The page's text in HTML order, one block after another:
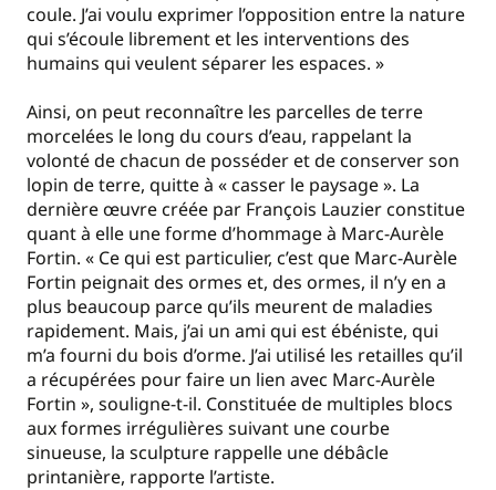
coule. J’ai voulu exprimer l’opposition entre la nature
qui s’écoule librement et les interventions des
humains qui veulent séparer les espaces. »
Ainsi, on peut reconnaître les parcelles de terre
morcelées le long du cours d’eau, rappelant la
volonté de chacun de posséder et de conserver son
lopin de terre, quitte à « casser le paysage ». La
dernière œuvre créée par François Lauzier constitue
quant à elle une forme d’hommage à Marc-Aurèle
Fortin. « Ce qui est particulier, c’est que Marc-Aurèle
Fortin peignait des ormes et, des ormes, il n’y en a
plus beaucoup parce qu’ils meurent de maladies
rapidement. Mais, j’ai un ami qui est ébéniste, qui
m’a fourni du bois d’orme. J’ai utilisé les retailles qu’il
a récupérées pour faire un lien avec Marc-Aurèle
Fortin », souligne-t-il. Constituée de multiples blocs
aux formes irrégulières suivant une courbe
sinueuse, la sculpture rappelle une débâcle
printanière, rapporte l’artiste.